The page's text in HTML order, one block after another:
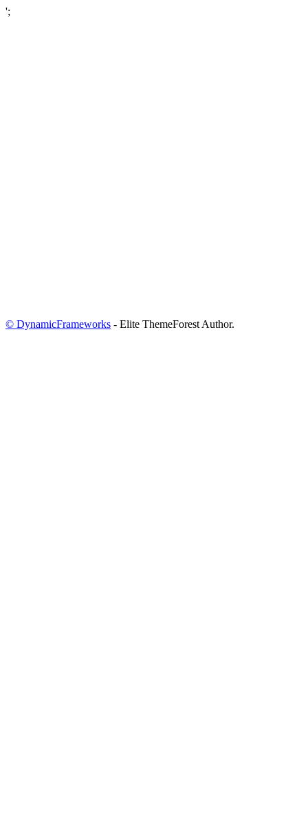
';
© DynamicFrameworks - Elite ThemeForest Author.